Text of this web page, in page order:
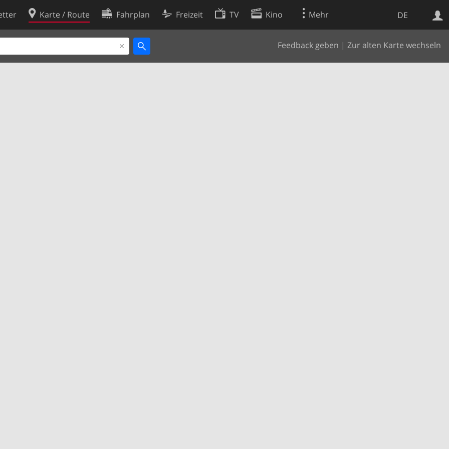
DE
Karte / Route Fahrplan Freizeit TV Kino Mehr
Feedback geben | Zur alten Karte wechseln
Websuche
Cookie-Richtlinie
Cookie-Einstellungen